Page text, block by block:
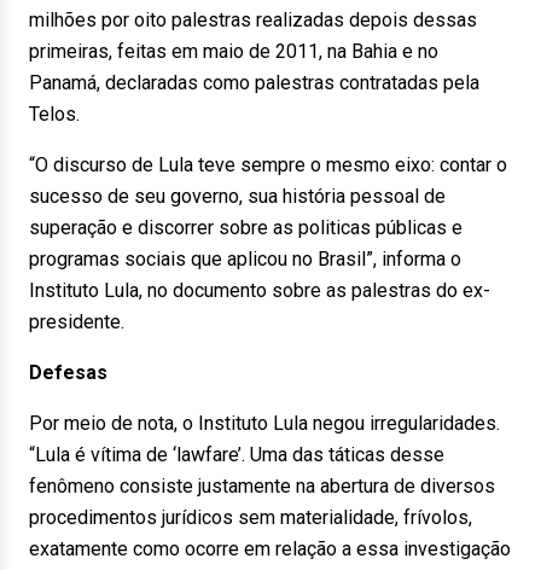
milhões por oito palestras realizadas depois dessas
primeiras, feitas em maio de 2011, na Bahia e no
Panamá, declaradas como palestras contratadas pela
Telos.
“O discurso de Lula teve sempre o mesmo eixo: contar o
sucesso de seu governo, sua história pessoal de
superação e discorrer sobre as politicas públicas e
programas sociais que aplicou no Brasil”, informa o
Instituto Lula, no documento sobre as palestras do ex-
presidente.
Defesas
Por meio de nota, o Instituto Lula negou irregularidades.
“Lula é vítima de ‘lawfare’. Uma das táticas desse
fenômeno consiste justamente na abertura de diversos
procedimentos jurídicos sem materialidade, frívolos,
exatamente como ocorre em relação a essa investigação